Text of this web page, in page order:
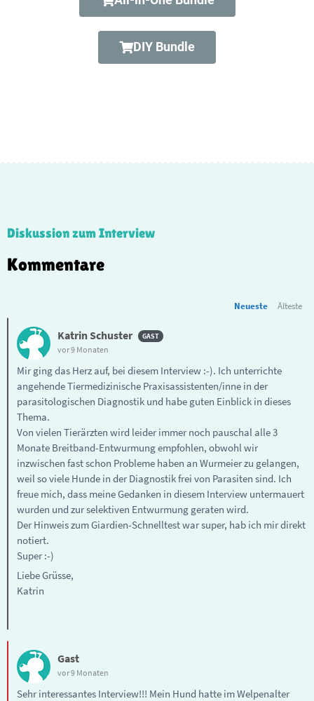
DIY Bundle
Diskussion zum Interview
Kommentare
Neueste Älteste
Katrin Schuster
vor 9 Monaten
Mir ging das Herz auf, bei diesem Interview :-). Ich unterrichte
angehende Tiermedizinische Praxisassistenten/inne in der
parasitologischen Diagnostik und habe guten Einblick in dieses
Thema.
Von vielen Tierärzten wird leider immer noch pauschal alle 3
Monate Breitband-Entwurmung empfohlen, obwohl wir
inzwischen fast schon Probleme haben an Wurmeier zu gelangen,
weil so viele Hunde in der Diagnostik frei von Parasiten sind. Ich
freue mich, dass meine Gedanken in diesem Interview untermauert
wurden und zur selektiven Entwurmung geraten wird.
Der Hinweis zum Giardien-Schnelltest war super, hab ich mir direkt
notiert.
Super :-)
Liebe Grüsse,
Katrin
Gast
vor 9 Monaten
Sehr interessantes Interview!!! Mein Hund hatte im Welpenalter